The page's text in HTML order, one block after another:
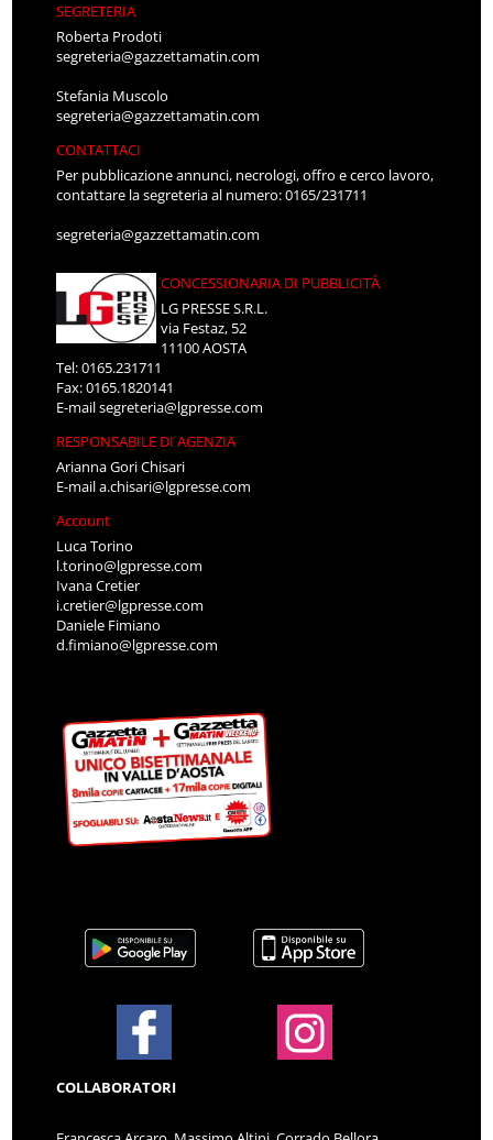
SEGRETERIA
Roberta Prodoti
segreteria@gazzettamatin.com
Stefania Muscolo
segreteria@gazzettamatin.com
CONTATTACI
Per pubblicazione annunci, necrologi, offro e cerco lavoro,
contattare la segreteria al numero: 0165/231711
segreteria@gazzettamatin.com
CONCESSIONARIA DI PUBBLICITÀ
LG PRESSE S.R.L.
via Festaz, 52
11100 AOSTA
Tel: 0165.231711
Fax: 0165.1820141
E-mailsegreteria@lgpresse.com
RESPONSABILE DI AGENZIA
Arianna Gori Chisari
E-maila.chisari@lgpresse.com
Account
Luca Torino
l.torino@lgpresse.com
Ivana Cretier
i.cretier@lgpresse.com
Daniele Fimiano
d.fimiano@lgpresse.com
COLLABORATORI